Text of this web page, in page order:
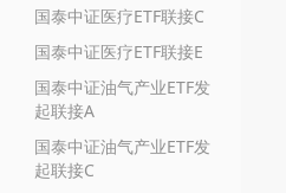
国泰中证医疗ETF联接C
国泰中证医疗ETF联接E
国泰中证油气产业ETF发
起联接A
国泰中证油气产业ETF发
起联接C